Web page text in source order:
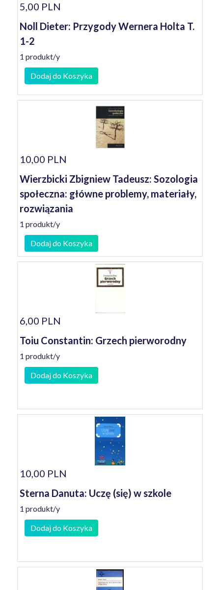
5,00 PLN
Noll Dieter: Przygody Wernera Holta T.
1-2
1 produkt/y
Dodaj do Koszyka
10,00 PLN
Wierzbicki Zbigniew Tadeusz: Sozologia
społeczna: główne problemy, materiały,
rozwiązania
1 produkt/y
Dodaj do Koszyka
6,00 PLN
Toiu Constantin: Grzech pierworodny
1 produkt/y
Dodaj do Koszyka
10,00 PLN
Sterna Danuta: Uczę (się) w szkole
1 produkt/y
Dodaj do Koszyka